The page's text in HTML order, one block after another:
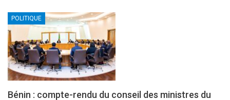
POLITIQUE
Bénin : compte-rendu du conseil des ministres du